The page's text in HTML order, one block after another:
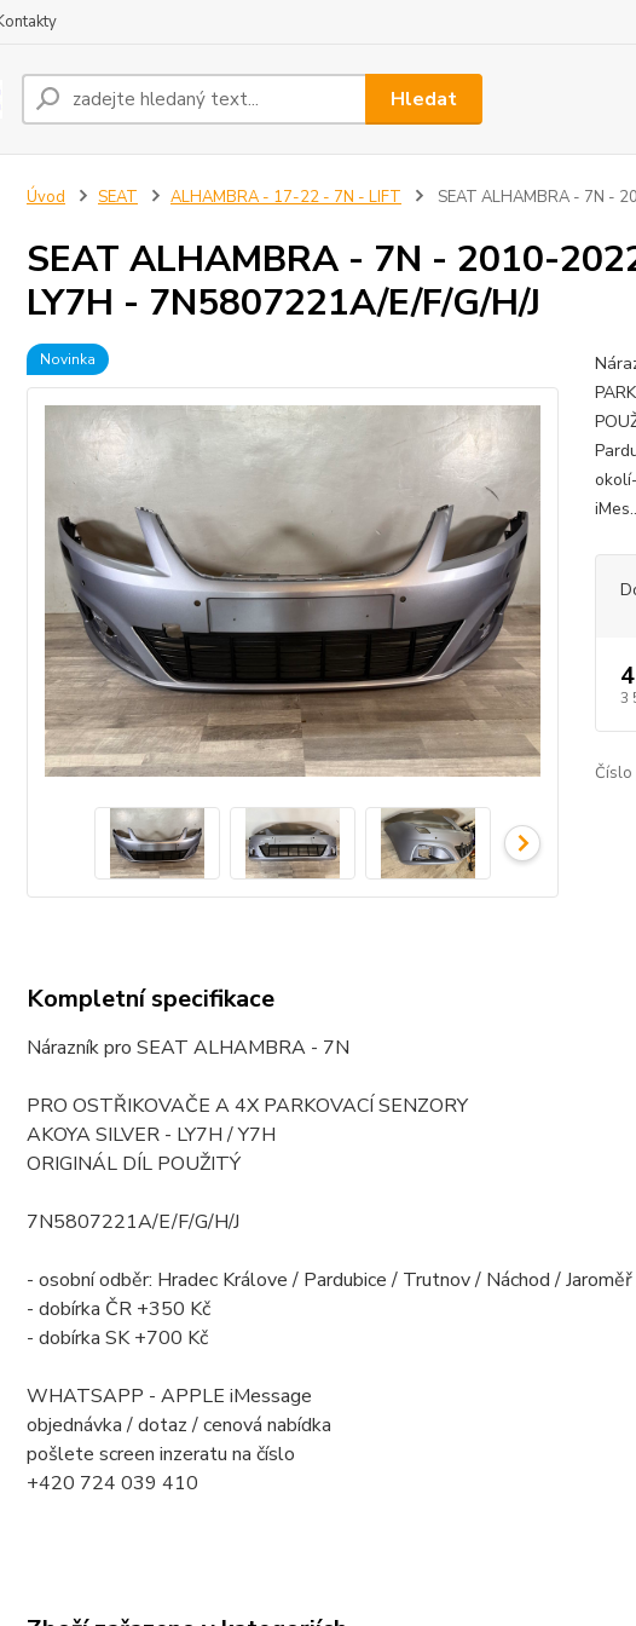
Hledat
Úvod SEAT ALHAMBRA - 17-22 - 7N - LIFT SEAT ALHAMBRA - 7N -
SEAT ALHAMBRA - 7N - 2010-
LY7H - 7N5807221A/E/F/G/H/J
Novinka
3
Číslo
Kompletní specifikace
Nárazník pro SEAT ALHAMBRA - 7N
PRO OSTŘIKOVAČE A 4X PARKOVACÍ SENZORY
AKOYA SILVER - LY7H / Y7H
ORIGINÁL DÍL POUŽITÝ
7N5807221A/E/F/G/H/J
- osobní odběr: Hradec Králove / Pardubice / Trutnov / Náchod /
- dobírka ČR +350 Kč
- dobírka SK +700 Kč
WHATSAPP - APPLE iMessage
objednávka / dotaz / cenová nabídka
pošlete screen inzeratu na číslo
+420 724 039 410